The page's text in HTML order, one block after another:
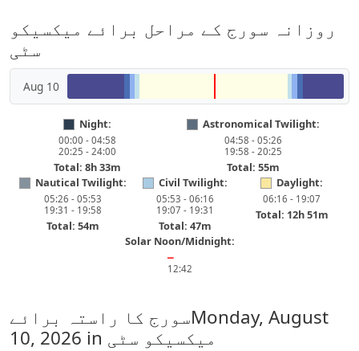
روزانہ سورج کے مراحل برائے میکسیکو
سٹی
Aug 10
Night:
00:00 - 04:58
20:25 - 24:00
Total: 8h 33m
Astronomical Twilight:
04:58 - 05:26
19:58 - 20:25
Total: 55m
Nautical Twilight:
05:26 - 05:53
19:31 - 19:58
Total: 54m
Civil Twilight:
05:53 - 06:16
19:07 - 19:31
Total: 47m
Daylight:
06:16 - 19:07
Total: 12h 51m
Solar Noon/Midnight:
━
12:42
سورج کا راستہ برائےMonday, August
10, 2026
in میکسیکو سٹی